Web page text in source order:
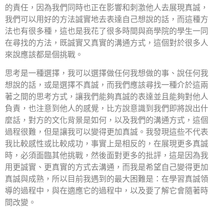
的責任，因為我們同時也正在影響和刺激他人去展現真誠，
我們可以用好的方法誠實地去表達自己想說的話，而這種方
法也有很多種，這也是我花了很多時間與商學院的學生一同
在尋找的方法，既誠實又真實的溝通方式，這個對於很多人
來說應該都是個挑戰。
思考是一種選擇，我可以選擇做任何我想做的事、說任何我
想說的話，或是選擇不真誠，而我們應該尋找一種介於這兩
著之間的思考方式，讓我們能夠真誠的表達並且能夠對他人
負責，也注意到他人的感覺，比方說意識到我們即將說出什
麼話，對方的文化背景是如何，以及我們的溝通方式，這個
過程很難，但是讓我可以變得更加真誠。我發現這些不代表
我比較感性或比較成功，事實上是相反的，在展現更多真誠
時，必須面臨其他挑戰，然後面對更多的批評，這是因為我
用更誠實、更真實的方式去溝通，而我是希望自己變得更加
真誠與成熟，所以目前我遇到的最大困難是：在學習真誠領
導的過程中，與在適應它的過程中，以及要了解它會隨著時
間改變。